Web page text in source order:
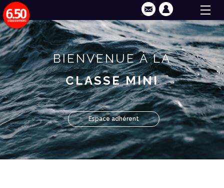
BIENVENUE À LA
CLASSE MINI
Espace adhérent